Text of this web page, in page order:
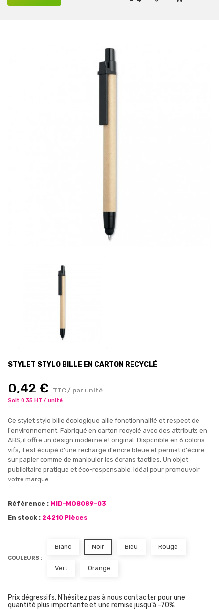
STYLET STYLO BILLE EN CARTON RECYCLÉ
0,42 € TTC / par unité
Soit 0.35 HT / unité
Ce stylet stylo bille écologique allie fonctionnalité et respect de
l'environnement. Fabriqué en carton recyclé avec des attributs en
ABS, il offre un design moderne et original. Disponible en 6 coloris
vifs, il est équipé d'une recharge d'encre bleue et permet d'écrire
sur papier comme de manipuler les écrans tactiles. Un objet
publicitaire pratique et éco-responsable, idéal pour promouvoir
votre marque.
Référence : MID-MO8089-03
En stock : 24210 Pièces
COULEURS :
Blanc Noir Bleu Rouge
Vert Orange
Prix dégressifs. N'hésitez pas à nous contacter pour une
quantité plus importante et une remise jusqu'à -70%.